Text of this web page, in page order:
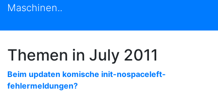
Maschinen..
Themen in July 2011
Beim updaten komische init-nospaceleft-
fehlermeldungen?